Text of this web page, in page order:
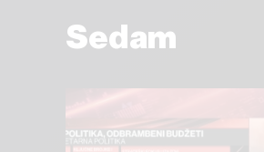
Sedam